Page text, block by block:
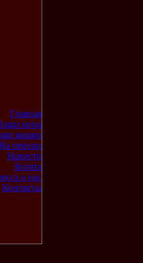
Главная
коты
кошки
пенсии
Новости
Котята
о нас
Контакты